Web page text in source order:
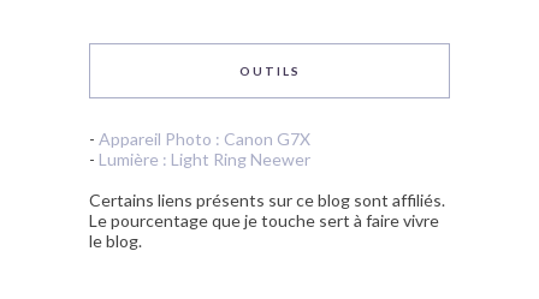
OUTILS
- Appareil Photo : Canon G7X
- Lumière : Light Ring Neewer
Certains liens présents sur ce blog sont affiliés.
Le pourcentage que je touche sert à faire vivre
le blog.